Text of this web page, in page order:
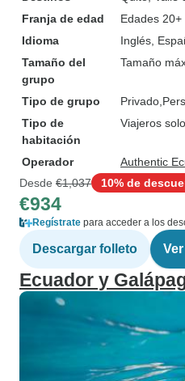
Franja de edad
Edades 20+
Idioma
Inglés,
Tamaño del
grupo
Tamaño
Tipo de grupo Privado
Tipo de
habitación
Viajeros
Operador
Authentic
Desde €1,037 10% de
€934
Regístrate para acceder a los
Descargar folleto
Ecuador y